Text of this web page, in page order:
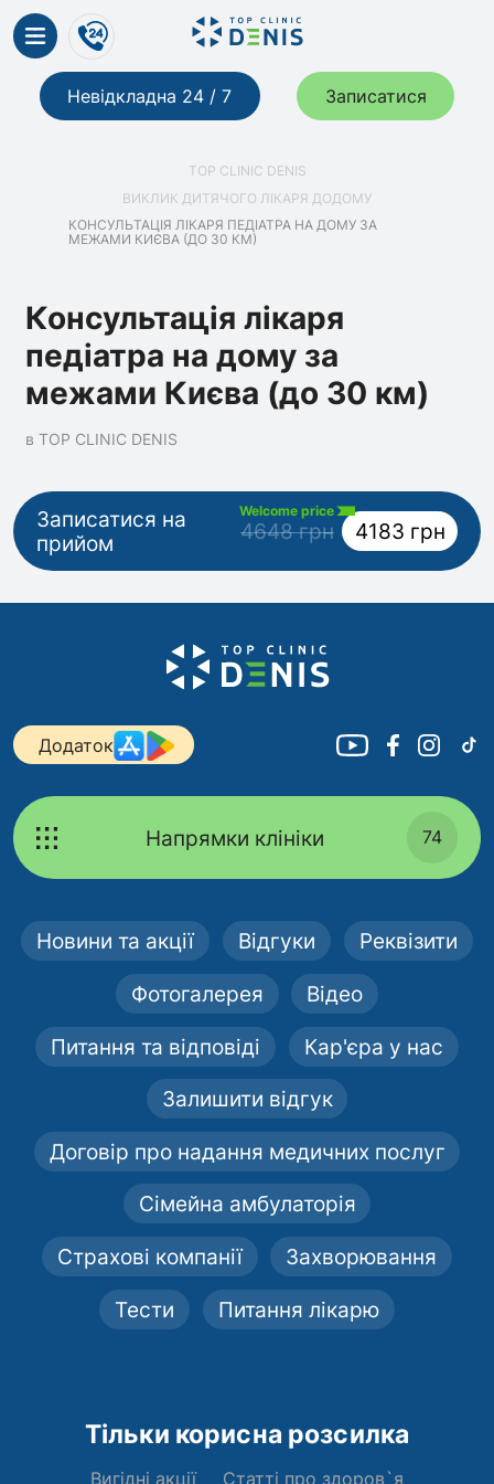
Невідкладна 24 / 7 Записатися
TOP CLINIC DENIS
ВИКЛИК ДИТЯЧОГО ЛІКАРЯ ДОДОМУ
КОНСУЛЬТАЦІЯ ЛІКАРЯ ПЕДІАТРА НА ДОМУ ЗА
МЕЖАМИ КИЄВА (ДО 30 КМ)
Консультація лікаря
педіатра на дому за
межами Києва (до 30 км)
в TOP CLINIC DENIS
Записатися на
прийом
Welcome price
4648 грн 4183 грн
Додаток
Напрямки клініки 74
Новини та акції Відгуки Реквізити
Фотогалерея Відео
Питання та відповіді Кар'єра у нас
Залишити відгук
Договір про надання медичних послуг
Сімейна амбулаторія
Страхові компанії Захворювання
Тести Питання лікарю
Тільки корисна розсилка
Вигідні акції Статті про здоров`я